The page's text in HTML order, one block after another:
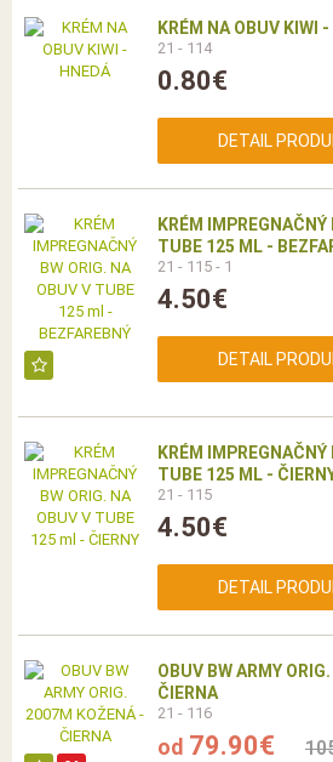
KRÉM NA OBUV KIWI
21 - 114
0.80€
DETAIL
KRÉM
TUBE 125 ML -
21 - 115 - 1
4.50€
DETAIL
KRÉM
TUBE 125 ML -
21 - 115
4.50€
DETAIL
OBUV BW ARMY
ČIERNA
21 - 116
od 79.90€